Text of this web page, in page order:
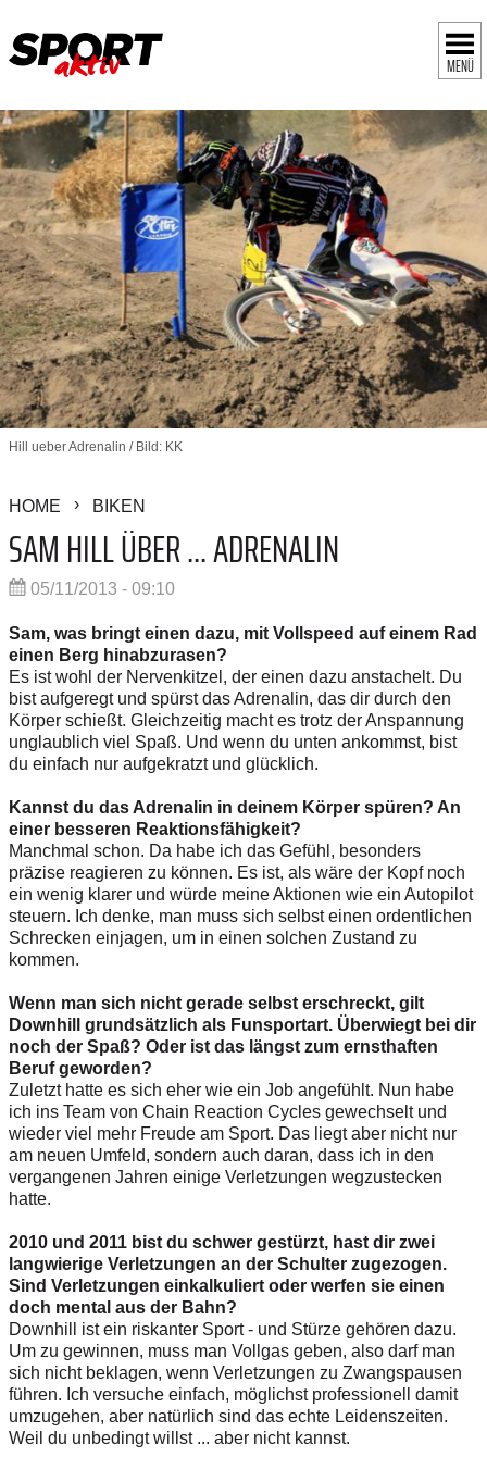
MENÜ
Hill ueber Adrenalin / Bild: KK
HOME BIKEN
SAM HILL ÜBER ... ADRENALIN
05/11/2013 - 09:10
Sam, was bringt einen dazu, mit Vollspeed auf einem Rad
einen Berg hinabzurasen?
Es ist wohl der Nervenkitzel, der einen dazu anstachelt. Du
bist aufgeregt und spürst das Adrenalin, das dir durch den
Körper schießt. Gleichzeitig macht es trotz der Anspannung
unglaublich viel Spaß. Und wenn du unten ankommst, bist
du einfach nur aufgekratzt und glücklich.
Kannst du das Adrenalin in deinem Körper spüren? An
einer besseren Reaktionsfähigkeit?
Manchmal schon. Da habe ich das Gefühl, besonders
präzise reagieren zu können. Es ist, als wäre der Kopf noch
ein wenig klarer und würde meine Aktionen wie ein Autopilot
steuern. Ich denke, man muss sich selbst einen ordentlichen
Schrecken einjagen, um in einen solchen Zustand zu
kommen.
Wenn man sich nicht gerade selbst erschreckt, gilt
Downhill grundsätzlich als Funsportart. Überwiegt bei dir
noch der Spaß? Oder ist das längst zum ernsthaften
Beruf geworden?
Zuletzt hatte es sich eher wie ein Job angefühlt. Nun habe
ich ins Team von Chain Reaction Cycles gewechselt und
wieder viel mehr Freude am Sport. Das liegt aber nicht nur
am neuen Umfeld, sondern auch daran, dass ich in den
vergangenen Jahren einige Verletzungen wegzustecken
hatte.
2010 und 2011 bist du schwer gestürzt, hast dir zwei
langwierige Verletzungen an der Schulter zugezogen.
Sind Verletzungen einkalkuliert oder werfen sie einen
doch mental aus der Bahn?
Downhill ist ein riskanter Sport - und Stürze gehören dazu.
Um zu gewinnen, muss man Vollgas geben, also darf man
sich nicht beklagen, wenn Verletzungen zu Zwangspausen
führen. Ich versuche einfach, möglichst professionell damit
umzugehen, aber natürlich sind das echte Leidenszeiten.
Weil du unbedingt willst ... aber nicht kannst.